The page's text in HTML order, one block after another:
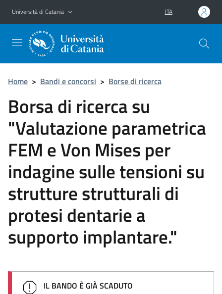
Vai al contenuto principale
Vai al menu di navigazione
Università di Catania ITA
Home > Bandi e concorsi > Borse di ricerca
Borsa di ricerca su
"Valutazione parametrica
FEM e Von Mises per
indagine sulle tensioni su
strutture strutturali di
protesi dentarie a
supporto implantare."
IL BANDO È GIÀ SCADUTO